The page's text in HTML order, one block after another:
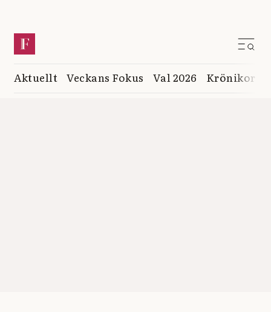
Aktuellt Veckans Fokus Val 2026 Krönikor